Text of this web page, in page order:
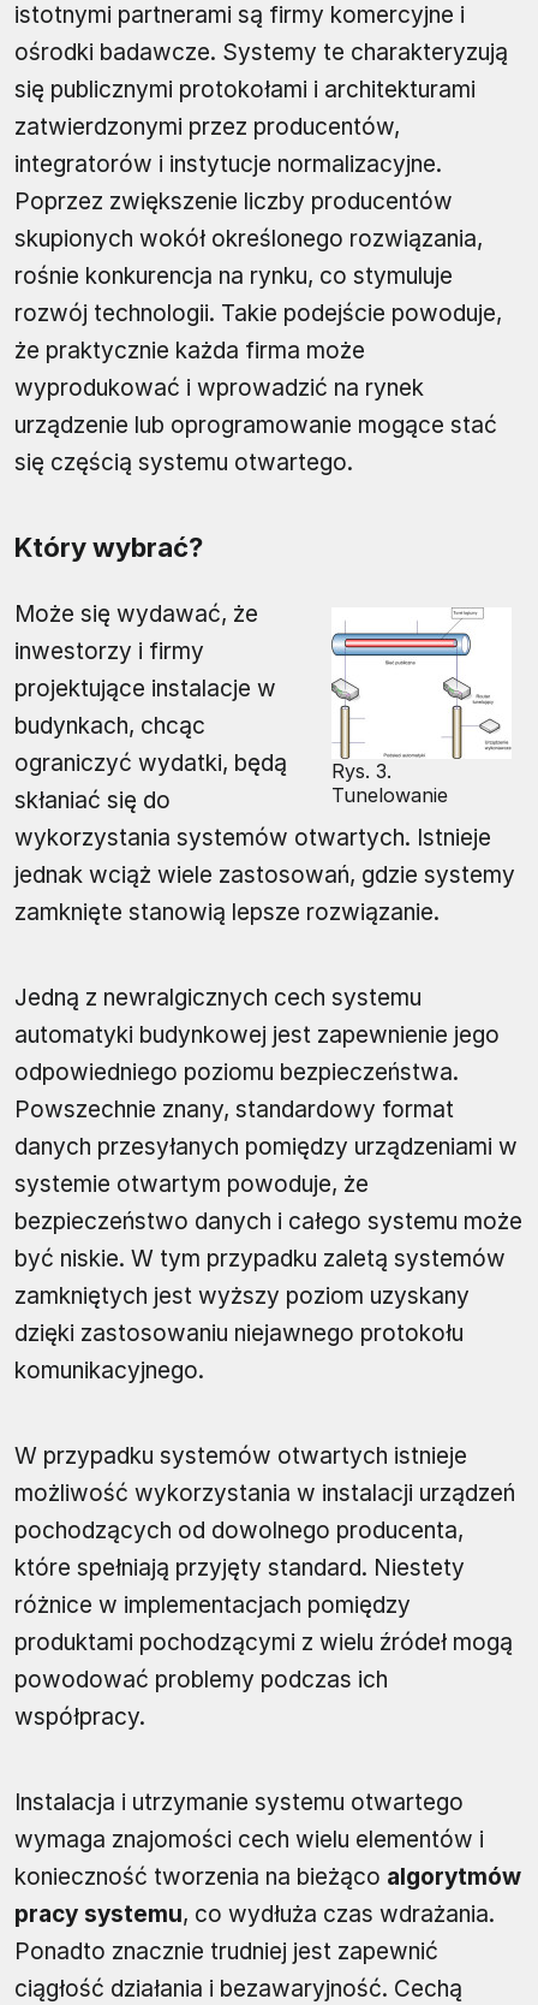
istotnymi partnerami są firmy komercyjne i
ośrodki badawcze. Systemy te charakteryzują
się publicznymi protokołami i architekturami
zatwierdzonymi przez producentów,
integratorów i instytucje normalizacyjne.
Poprzez zwiększenie liczby producentów
skupionych wokół określonego rozwiązania,
rośnie konkurencja na rynku, co stymuluje
rozwój technologii. Takie podejście powoduje,
że praktycznie każda firma może
wyprodukować i wprowadzić na rynek
urządzenie lub oprogramowanie mogące stać
się częścią systemu otwartego.
Który wybrać?
Rys. 3.
Tunelowanie
Może się wydawać, że
inwestorzy i firmy
projektujące instalacje w
budynkach, chcąc
ograniczyć wydatki, będą
skłaniać się do
wykorzystania systemów otwartych. Istnieje
jednak wciąż wiele zastosowań, gdzie systemy
zamknięte stanowią lepsze rozwiązanie.
Jedną z newralgicznych cech systemu
automatyki budynkowej jest zapewnienie jego
odpowiedniego poziomu bezpieczeństwa.
Powszechnie znany, standardowy format
danych przesyłanych pomiędzy urządzeniami w
systemie otwartym powoduje, że
bezpieczeństwo danych i całego systemu może
być niskie. W tym przypadku zaletą systemów
zamkniętych jest wyższy poziom uzyskany
dzięki zastosowaniu niejawnego protokołu
komunikacyjnego.
W przypadku systemów otwartych istnieje
możliwość wykorzystania w instalacji urządzeń
pochodzących od dowolnego producenta,
które spełniają przyjęty standard. Niestety
różnice w implementacjach pomiędzy
produktami pochodzącymi z wielu źródeł mogą
powodować problemy podczas ich
współpracy.
Instalacja i utrzymanie systemu otwartego
wymaga znajomości cech wielu elementów i
konieczność tworzenia na bieżąco algorytmów
pracy systemu, co wydłuża czas wdrażania.
Ponadto znacznie trudniej jest zapewnić
ciągłość działania i bezawaryjność. Cechą